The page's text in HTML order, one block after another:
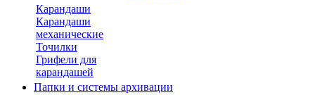
Карандаши
Карандаши
механические
Точилки
Грифели для
карандашей
Папки и системы архивации